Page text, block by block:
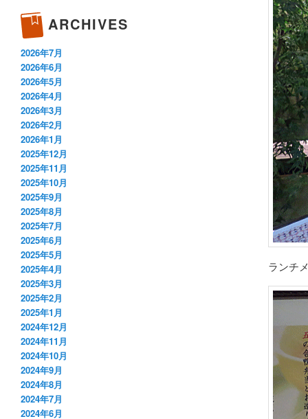
ランチ
ARCHIVES
2026年7月
2026年6月
2026年5月
2026年4月
2026年3月
2026年2月
2026年1月
2025年12月
2025年11月
2025年10月
2025年9月
2025年8月
2025年7月
2025年6月
2025年5月
2025年4月
2025年3月
2025年2月
2025年1月
2024年12月
2024年11月
2024年10月
2024年9月
2024年8月
2024年7月
2024年6月